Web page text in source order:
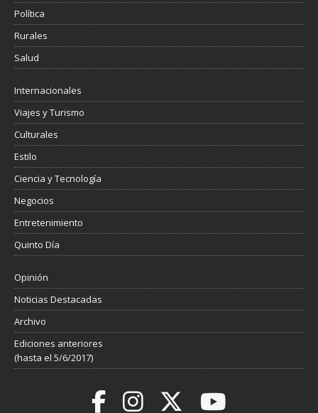
Política
Rurales
Salud
Internacionales
Viajes y Turismo
Culturales
Estilo
Ciencia y Tecnología
Negocios
Entretenimiento
Quinto Día
Opinión
Noticias Destacadas
Archivo
Ediciones anteriores
(hasta el 5/6/2017)